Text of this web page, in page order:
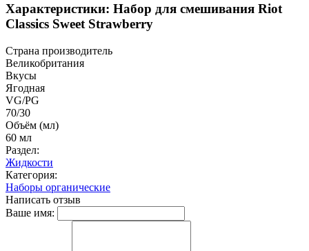
Характеристики: Набор для смешивания Riot
Classics Sweet Strawberry
Страна производитель
Великобритания
Вкусы
Ягодная
VG/PG
70/30
Объём (мл)
60 мл
Раздел:
Жидкости
Категория:
Наборы органические
Написать отзыв
Ваше имя: